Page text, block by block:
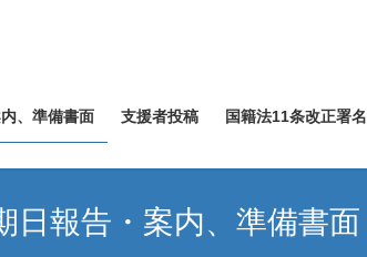
、準備書面 支援者投稿 国籍法11条改正署名
日報告・案内、準備書面